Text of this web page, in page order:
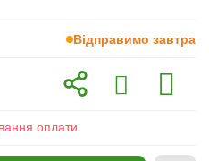
Відправимо завтра
оплати